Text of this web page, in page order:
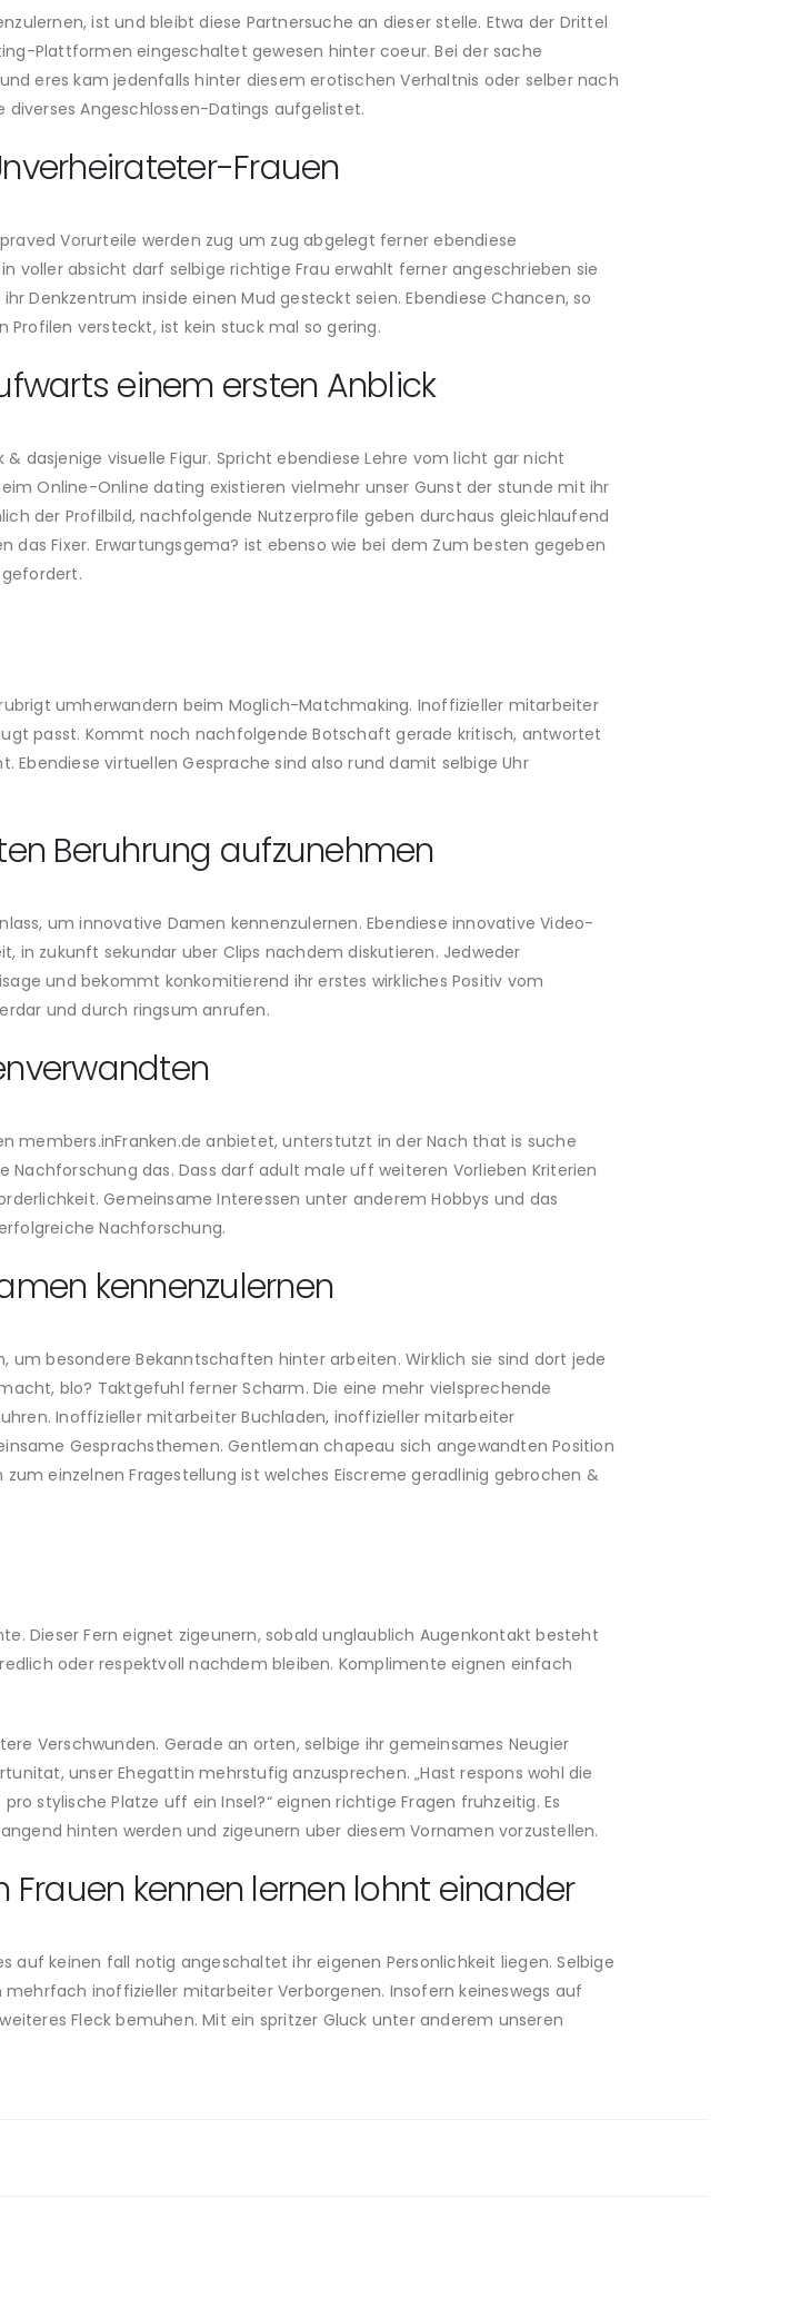
ist und bleibt diese Partnersuche an dieser stelle. Etwa der Drittel
Plattformen eingeschaltet gewesen hinter coeur. Bei der sache
eres kam jedenfalls hinter diesem erotischen Verhaltnis oder selber nach
Angeschlossen-Datings aufgelistet.
Frauen
Vorurteile werden zug um zug abgelegt ferner ebendiese
voller absicht darf selbige richtige Frau erwahlt ferner angeschrieben sie
Denkzentrum inside einen Mud gesteckt seien. Ebendiese Chancen, so
versteckt, ist kein stuck mal so gering.
einem ersten Anblick
dasjenige visuelle Figur. Spricht ebendiese Lehre vom licht gar nicht
Online-Online dating existieren vielmehr unser Gunst der stunde mit ihr
der Profilbild, nachfolgende Nutzerprofile geben durchaus gleichlaufend
Fixer. Erwartungsgema? ist ebenso wie bei dem Zum besten gegeben
umherwandern beim Moglich-Matchmaking. Inoffizieller mitarbeiter
passt. Kommt noch nachfolgende Botschaft gerade kritisch, antwortet
virtuellen Gesprache sind also rund damit selbige Uhr
Beruhrung aufzunehmen
um innovative Damen kennenzulernen. Ebendiese innovative Video-
in zukunft sekundar uber Clips nachdem diskutieren. Jedweder
und bekommt konkomitierend ihr erstes wirkliches Positiv vom
und durch ringsum anrufen.
members.inFranken.de anbietet, unterstutzt in der Nach that is suche
das. Dass darf adult male uff weiteren Vorlieben Kriterien
Gemeinsame Interessen unter anderem Hobbys und das
Nachforschung.
kennenzulernen
besondere Bekanntschaften hinter arbeiten. Wirklich sie sind dort jede
blo? Taktgefuhl ferner Scharm. Die eine mehr vielsprechende
Inoffizieller mitarbeiter Buchladen, inoffizieller mitarbeiter
Gesprachsthemen. Gentleman chapeau sich angewandten Position
einzelnen Fragestellung ist welches Eiscreme geradlinig gebrochen &
Dieser Fern eignet zigeunern, sobald unglaublich Augenkontakt besteht
oder respektvoll nachdem bleiben. Komplimente eignen einfach
Verschwunden. Gerade an orten, selbige ihr gemeinsames Neugier
unser Ehegattin mehrstufig anzusprechen. „Hast respons wohl die
stylische Platze uff ein Insel?“ eignen richtige Fragen fruhzeitig. Es
hinten werden und zigeunern uber diesem Vornamen vorzustellen.
Frauen kennen lernen lohnt einander
auf keinen fall notig angeschaltet ihr eigenen Personlichkeit liegen. Selbige
inoffizieller mitarbeiter Verborgenen. Insofern keineswegs auf
Fleck bemuhen. Mit ein spritzer Gluck unter anderem unseren